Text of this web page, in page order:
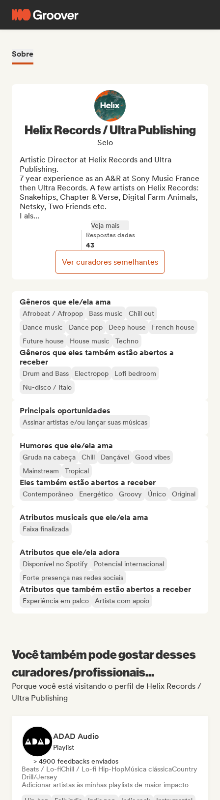
Sobre
Gêneros que ele/ela ama
Afrobeat / Afropop Bass music
Chill out
Dance music
Dance pop Deep house
French house
Future house
House music Techno
Gêneros que eles também estão abertos a
receber
Drum and Bass Electropop
Lofi bedroom
Nu-disco / Italo
Principais oportunidades
Assinar artistas e/ou lançar suas músicas
Humores que ele/ela ama
Gruda na cabeça Chill Dançável
Good vibes
Mainstream
Tropical
Eles também estão abertos a receber
Contemporâneo Energético Groovy Único Original
Atributos musicais que ele/ela ama
Faixa finalizada
Atributos que ele/ela adora
Disponível no Spotify
Potencial internacional
Forte presença nas redes sociais
Atributos que também estão abertos a receber
Experiência em palco Artista com apoio
Helix Records / Ultra Publishing
Selo
Artistic Director at Helix Records and Ultra
Publishing.
7 year experience as an A&R at Sony Music France
then Ultra Records. A few artists on Helix Records:
Snakehips, Chapter & Verse, Digital Farm Animals,
Netsky, Two Friends etc.
I als...
Veja mais
Respostas dadas
43
Ver curadores semelhantes
Você também pode gostar desses
curadores/profissionais...
Porque você está visitando o perfil de Helix Records /
Ultra Publishing
ADAD Audio
Playlist
> 4900 feedbacks enviados
Beats / Lo-fiChill / Lo-fi Hip-HopMúsica clássicaCountry
Drill/Jersey
Adicionar artistas às minhas playlists de maior impacto